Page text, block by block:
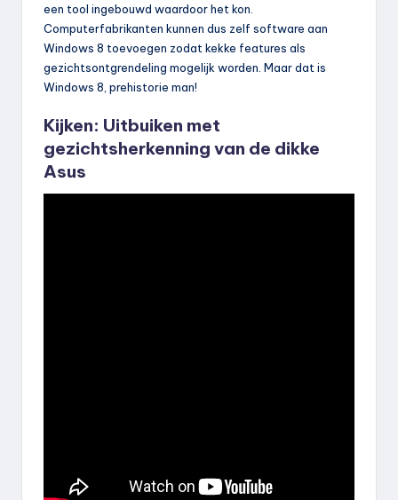
een tool ingebouwd waardoor het kon.
Computerfabrikanten kunnen dus zelf software aan
Windows 8 toevoegen zodat kekke features als
gezichtsontgrendeling mogelijk worden. Maar dat is
Windows 8, prehistorie man!
Kijken: Uitbuiken met
gezichtsherkenning van de dikke
Asus